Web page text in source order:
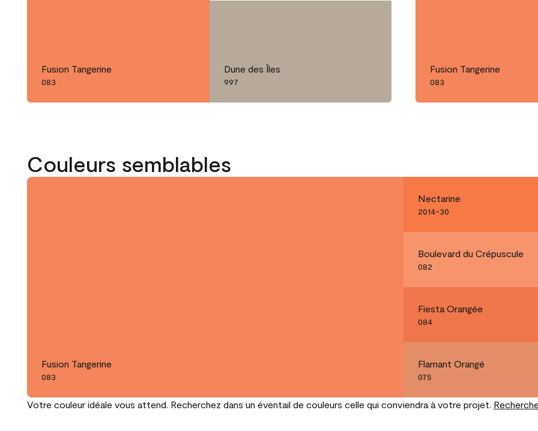
Fusion Tangerine
083
Dune des Îles
997
Fusion Tangerine
083
Couleurs semblables
Fusion Tangerine
083
Nectarine
2014-30
Boulevard du Crépuscule
082
Fiesta Orangée
084
Flamant Orangé
075
Votre couleur idéale vous attend. Recherchez dans un éventail de couleurs celle qui conviendra à votre projet.